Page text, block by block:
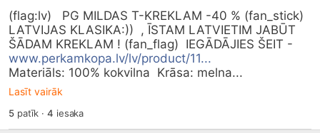
(flag:lv)   PG MILDAS T-KREKLAM -40 % (fan_stick)
LATVIJAS KLASIKA:))  , ĪSTAM LATVIETIM JABŪT
www.perkamkopa.lv/lv/product/11...
Materiāls: 100% kokvilna  Krāsa: melna...
Lasīt vairāk
5patīk ·4 iesaka